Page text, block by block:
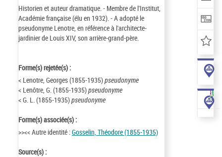
Historien et auteur dramatique. - Membre de l'Institut,
Académie française (élu en 1932). - A adopté le
pseudonyme Lenotre, en référence à l'architecte-
jardinier de Louis XIV, son arrière-grand-père.
Forme(s) rejetée(s) :
< Lenotre, Georges (1855-1935)pseudonyme
< Lenôtre, G. (1855-1935)pseudonyme
< G. L. (1855-1935)pseudonyme
Forme(s) associée(s) :
>><< Autre identité :Gosselin, Théodore (1855-1935)
Source(s) :